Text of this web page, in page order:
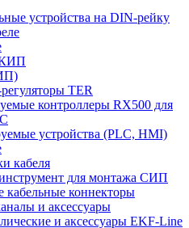
устройства на DIN-рейку
КИП
TER
контроллеры RX500 для
устройства (PLC, HMI)
кабеля
для монтажа СИП
кабельные коннекторы
и аксессуары
и аксессуары EKF-Line